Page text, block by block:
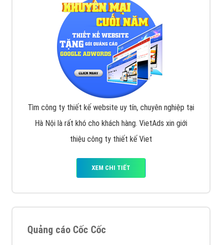
Tìm công ty thiết kế website uy tín, chuyên nghiệp tại
Hà Nội là rất khó cho khách hàng. VietAds xin giới
thiệu công ty thiết kế Viet
XEM CHI TIẾT
Quảng cáo Cốc Cốc